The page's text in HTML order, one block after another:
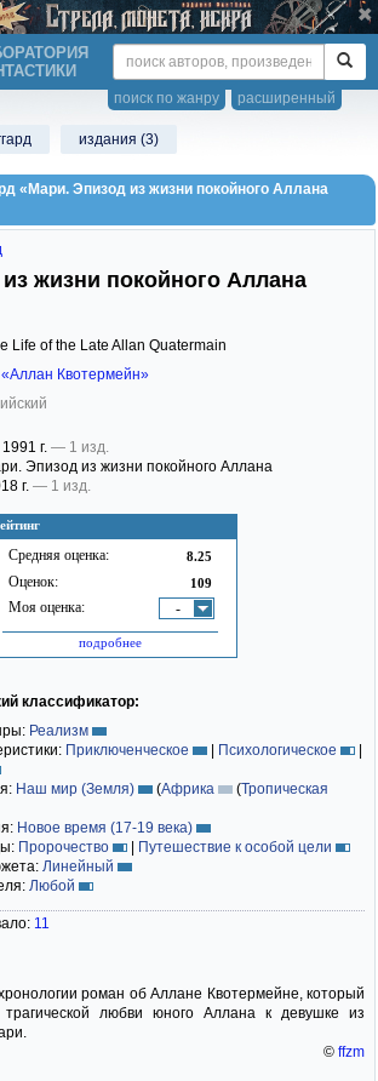
расширенный
поиск по жанру
издания (3)
«Мари. Эпизод из жизни покойного Аллана
Средняя оценка: 8.25
Оценок: 109
Моя оценка: -
подробнее
жизни покойного Аллана
Life of the Late Allan Quatermain
«Аллан Квотермейн»
1991 г. — 1 изд.
Эпизод из жизни покойного Аллана
г. — 1 изд.
классификатор:
Реализм
Приключенческое | Психологическое
|
Наш мир (Земля) (Африка (Тропическая
Новое время (17-19 века)
Пророчество | Путешествие к особой цели
Линейный
Любой
11
роман об Аллане Квотермейне, который
трагической любви юного Аллана к девушке из
© ffzm